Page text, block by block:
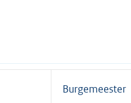
Burgemeester